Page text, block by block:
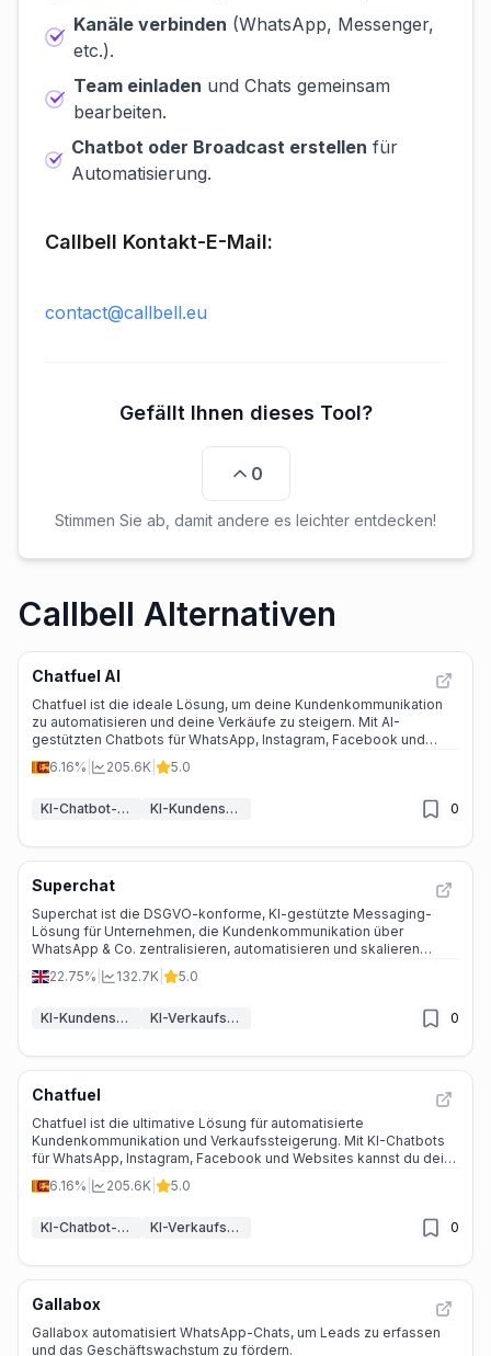
Kanäle verbinden (WhatsApp, Messenger,
etc.).
Team einladen und Chats gemeinsam
bearbeiten.
Chatbot oder Broadcast erstellen für
Automatisierung.
Callbell Kontakt-E-Mail:
contact@callbell.eu
Gefällt Ihnen dieses Tool?
0
Stimmen Sie ab, damit andere es leichter entdecken!
Callbell Alternativen
Chatfuel AI
Chatfuel ist die ideale Lösung, um deine Kundenkommunikation
zu automatisieren und deine Verkäufe zu steigern. Mit AI-
gestützten Chatbots für WhatsApp, Instagram, Facebook und
Websites kannst du deine Kundenbindung stärken und deine
Umsätze maximieren.
6.16% 205.6K 5.0
KI-Chatbot-Baukästen KI-Kundenservice-Assistent 0
Superchat
Superchat ist die DSGVO-konforme, KI-gestützte Messaging-
Lösung für Unternehmen, die Kundenkommunikation über
WhatsApp & Co. zentralisieren, automatisieren und skalieren
möchten.
22.75% 132.7K 5.0
KI-Kundenservice-Assistent KI-Verkaufsassistent 0
Chatfuel
Chatfuel ist die ultimative Lösung für automatisierte
Kundenkommunikation und Verkaufssteigerung. Mit KI-Chatbots
für WhatsApp, Instagram, Facebook und Websites kannst du dein
Geschäft effizienter und erfolgreicher machen.
6.16% 205.6K 5.0
KI-Chatbot-Baukästen KI-Verkaufsassistent 0
Gallabox
Gallabox automatisiert WhatsApp-Chats, um Leads zu erfassen
und das Geschäftswachstum zu fördern.